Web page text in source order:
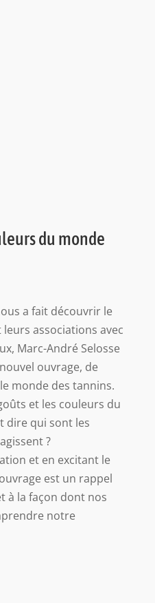
du monde
a fait découvrir le
associations avec
Marc-André Selosse
ouvrage, de
monde des tannins.
et les couleurs du
dire qui sont les
?
et en excitant le
est un rappel
à la façon dont nos
notre